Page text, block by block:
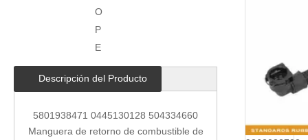
O
P
E
Descripción del Producto
5801938471 0445130128 504334660
Manguera de retorno de combustible de